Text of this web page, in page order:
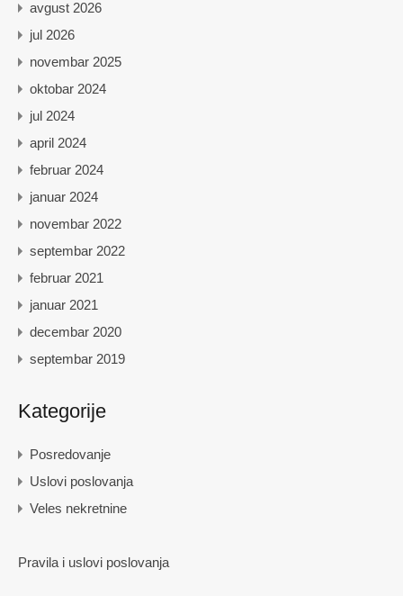
avgust 2026
jul 2026
novembar 2025
oktobar 2024
jul 2024
april 2024
februar 2024
januar 2024
novembar 2022
septembar 2022
februar 2021
januar 2021
decembar 2020
septembar 2019
Kategorije
Posredovanje
Uslovi poslovanja
Veles nekretnine
Pravila i uslovi poslovanja